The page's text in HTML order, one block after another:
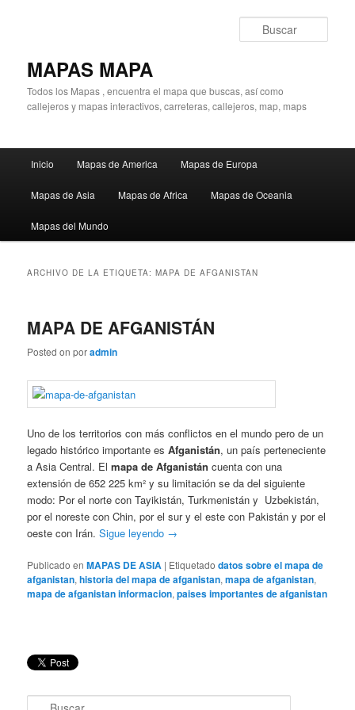
MAPAS MAPA
Todos los Mapas , encuentra el mapa que buscas, así como
callejeros y mapas interactivos, carreteras, callejeros, map, maps
principal
Inicio Mapas de America Mapas de Europa
Mapas de Asia Mapas de Africa Mapas de Oceania
Mapas del Mundo
ARCHIVO DE LA ETIQUETA:MAPA DE AFGANISTAN
MAPA DE AFGANISTÁN
Posted onporadmin
Uno de los territorios con más conflictos en el mundo pero de un
legado histórico importante esAfganistán, un país perteneciente
a Asia Central. Elmapa de Afganistán cuenta con una
extensión de 652 225 km² y su limitación se da del siguiente
modo: Por el norte con Tayikistán, Turkmenistán y Uzbekistán,
por el noreste con Chin, por el sur y el este con Pakistán y por el
oeste con Irán.Sigue leyendo →
Publicado en MAPAS DE ASIA | Etiquetado datos sobre el mapa de
afganistan,historia del mapa de afganistan,mapa de afganistan,
mapa de afganistan informacion,paises importantes de afganistan